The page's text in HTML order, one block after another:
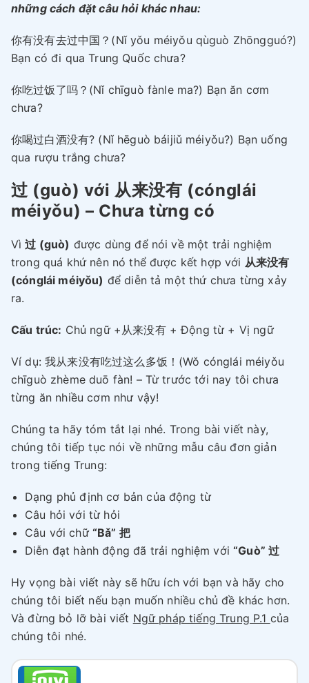
những cách đặt câu hỏi khác nhau:
你有没有去过中国？(Nǐ yǒu méiyǒu qùguò Zhōngguó?)
Bạn có đi qua Trung Quốc chưa?
你吃过饭了吗？(Nǐ chīguò fànle ma?) Bạn ăn cơm
chưa?
你喝过白酒没有? (Nǐ hēguò báijiǔ méiyǒu?) Bạn uống
qua rượu trắng chưa?
过 (guò) với 从来没有 (cónglái
méiyǒu) – Chưa từng có
Vì过 (guò) được dùng để nói về một trải nghiệm
trong quá khứ nên nó thể được kết hợp với 从来没有
(cónglái méiyǒu) để diễn tả một thứ chưa từng xảy
ra.
Cấu trúc: Chủ ngữ +从来没有 + Động từ + Vị ngữ
Ví dụ: 我从来没有吃过这么多饭！(Wǒ cónglái méiyǒu
chīguò zhème duō fàn! – Từ trước tới nay tôi chưa
từng ăn nhiều cơm như vậy!
Chúng ta hãy tóm tắt lại nhé. Trong bài viết này,
chúng tôi tiếp tục nói về những mẫu câu đơn giản
trong tiếng Trung:
Dạng phủ định cơ bản của động từ
Câu hỏi với từ hỏi
Câu với chữ “Bǎ” 把
Diễn đạt hành động đã trải nghiệm với“Guò” 过
Hy vọng bài viết này sẽ hữu ích với bạn và hãy cho
chúng tôi biết nếu bạn muốn nhiều chủ đề khác hơn.
Và đừng bỏ lỡ bài viết Ngữ pháp tiếng Trung P.1 của
chúng tôi nhé.